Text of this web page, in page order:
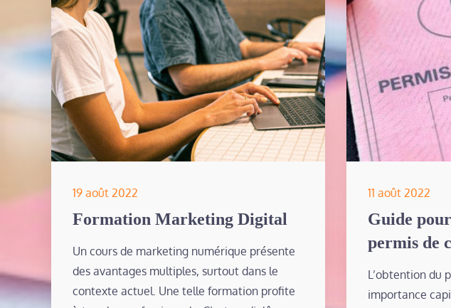
Posted
on
19 août 2022
Formation Marketing Digital
Un cours de marketing numérique présente
des avantages multiples, surtout dans le
contexte actuel. Une telle formation profite
Posted
on
11 août 2022
Guide
permis de
L’obtention du
importance